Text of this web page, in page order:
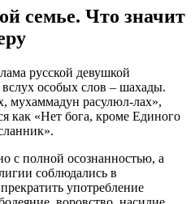
семье. Что значит
русской девушкой
особых слов – шахады.
мухаммадун расулюл-лах»,
как «Нет бога, кроме Единого
с полной осознанностью, а
соблюдались в
употребление